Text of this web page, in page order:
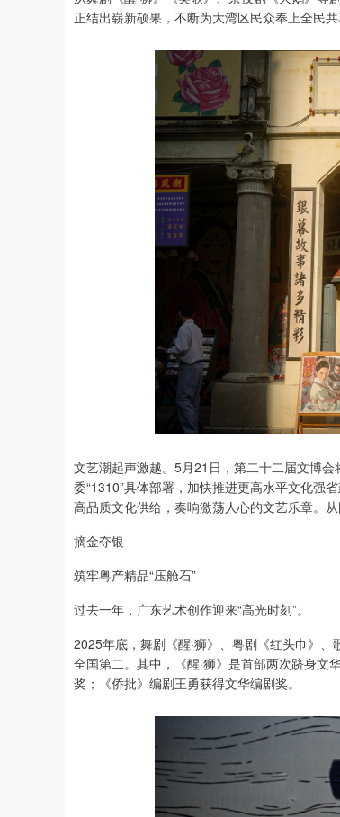
正结出崭新硕果，不断为大湾区民众奉上全民
文艺潮起声激越。5月21日，第二十二届文博
委“1310”具体部署，加快推进更高水平文化强
高品质文化供给，奏响激荡人心的文艺乐章。
摘金夺银
筑牢粤产精品“压舱石”
过去一年，广东艺术创作迎来“高光时刻”。
2025年底，舞剧《醒·狮》、粤剧《红头巾》
全国第二。其中，《醒·狮》是首部两次跻身
奖；《侨批》编剧王勇获得文华编剧奖。